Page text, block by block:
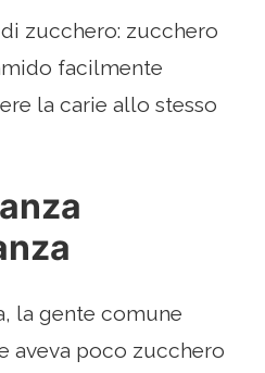
zucchero: zucchero
facilmente
la carie allo stesso
la gente comune
aveva poco zucchero